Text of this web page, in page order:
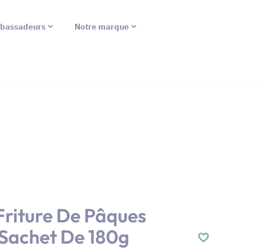
Notre marque
De Pâques
De 180g